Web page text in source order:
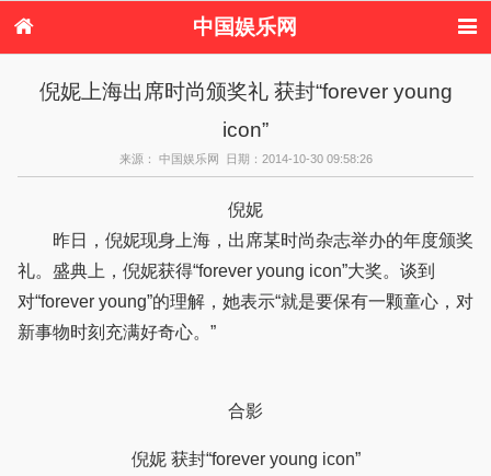
中国娱乐网
电视剧
演唱会 综艺节目
偶像活动
倪妮上海出席时尚颁奖礼 获封“forever young
icon”
来源： 中国娱乐网 日期：2014-10-30 09:58:26
倪妮
昨日，倪妮现身上海，出席某时尚杂志举办的年度颁奖
礼。盛典上，倪妮获得“forever young icon”大奖。谈到
对“forever young”的理解，她表示“就是要保有一颗童心，对
新事物时刻充满好奇心。”
合影
倪妮 获封“forever young icon”